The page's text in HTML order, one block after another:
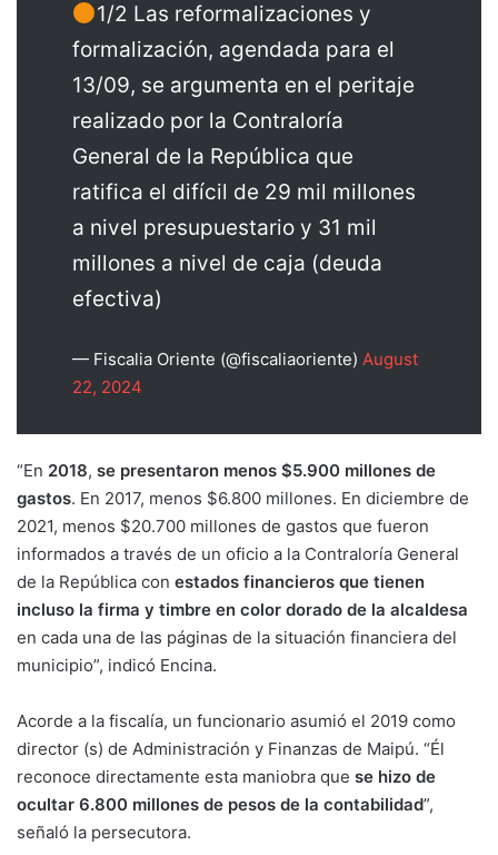
1/2 Las reformalizaciones y
formalización, agendada para el
13/09, se argumenta en el peritaje
realizado por la Contraloría
General de la República que
ratifica el difícil de 29 mil millones
a nivel presupuestario y 31 mil
millones a nivel de caja (deuda
efectiva)
— Fiscalia Oriente (@fiscaliaoriente) August
22, 2024
“En 2018, se presentaron menos $5.900 millones de
gastos. En 2017, menos $6.800 millones. En diciembre de
2021, menos $20.700 millones de gastos que fueron
informados a través de un oficio a la Contraloría General
de la República con estados financieros que tienen
incluso la firma y timbre en color dorado de la alcaldesa
en cada una de las páginas de la situación financiera del
municipio”, indicó Encina.
Acorde a la fiscalía, un funcionario asumió el 2019 como
director (s) de Administración y Finanzas de Maipú. “Él
reconoce directamente esta maniobra que se hizo de
ocultar 6.800 millones de pesos de la contabilidad”,
señaló la persecutora.